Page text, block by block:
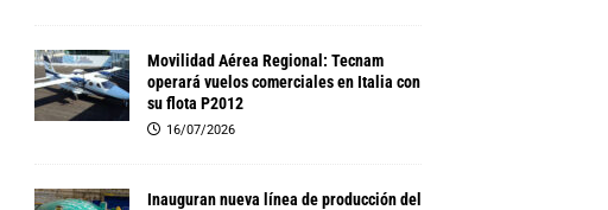
Movilidad Aérea Regional: Tecnam
operará vuelos comerciales en Italia con
su flota P2012
16/07/2026
Inauguran nueva línea de producción del